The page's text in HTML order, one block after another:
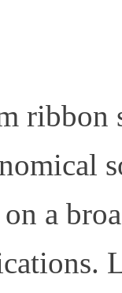
ribbon
a